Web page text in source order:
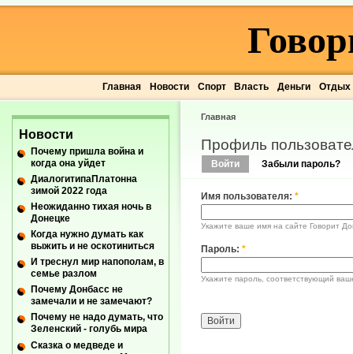
Главная Новости Спорт Власть Деньги Отдых
Главная
Профиль
Войти Забыли пароль?
Имя пользователя: *
Укажите ваше имя на сайте Говорит
Пароль: *
Укажите пароль, соответствующий
Новости
Почему пришла война и
когда она уйдет
ДиалогитипаПлатонна
зимой 2022 года
Неожиданно тихая ночь в
Донецке
Когда нужно думать как
выжить и не оскотиниться
И треснул мир напополам, в
семье разлом
Почему Донбасс не
замечали и не замечают?
Почему не надо думать, что
Зеленский - голубь мира
Сказка о медведе и